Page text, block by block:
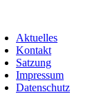
Aktuelles
Kontakt
Satzung
Impressum
Datenschutz